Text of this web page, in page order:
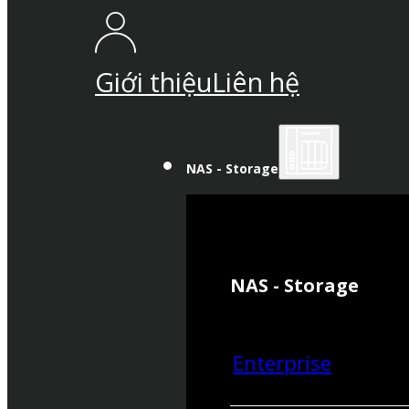
Giới thiệuLiên hệ
NAS - Storage
NAS - Storage
Enterprise